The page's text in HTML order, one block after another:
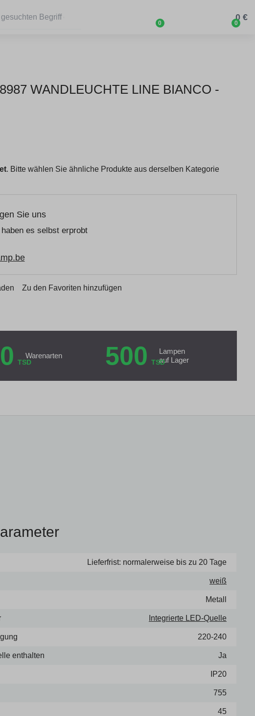
0 0
0 €
WANDLEUCHTE LINE BIANCO -
. Bitte wählen Sie ähnliche Produkte aus derselben Kategorie
Sie uns
es selbst erprobt
Zu den Favoriten hinzufügen
TSD
Warenarten 500 TSD
Lampen
auf Lager
Lieferfrist: normalerweise bis zu 20 Tage
weiß
Metall
Integrierte LED-Quelle
220-240
enthalten Ja
IP20
755
45